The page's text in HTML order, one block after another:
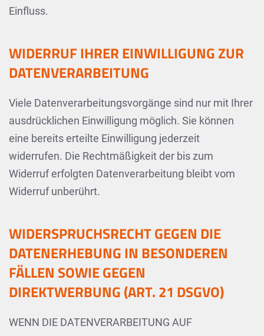
Einfluss.
WIDERRUF IHRER EINWILLIGUNG ZUR
DATENVERARBEITUNG
Viele Datenverarbeitungsvorgänge sind nur mit Ihrer
ausdrücklichen Einwilligung möglich. Sie können
eine bereits erteilte Einwilligung jederzeit
widerrufen. Die Rechtmäßigkeit der bis zum
Widerruf erfolgten Datenverarbeitung bleibt vom
Widerruf unberührt.
WIDERSPRUCHSRECHT GEGEN DIE
DATENERHEBUNG IN BESONDEREN
FÄLLEN SOWIE GEGEN
DIREKTWERBUNG (ART. 21 DSGVO)
WENN DIE DATENVERARBEITUNG AUF